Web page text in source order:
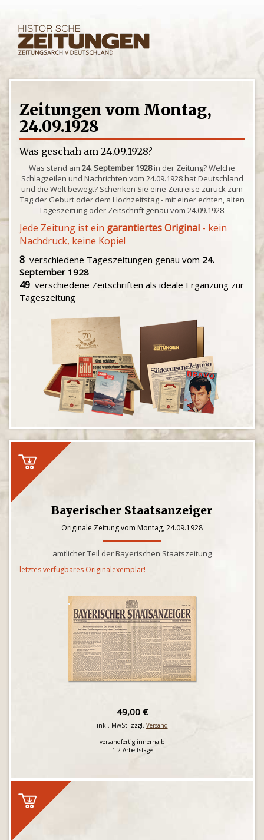
Zeitungen vom Montag,
24.09.1928
Was geschah am 24.09.1928?
Was stand am 24. September 1928in der Zeitung? Welche
Schlagzeilen und Nachrichten vom 24.09.1928 hat Deutschland
und die Welt bewegt? Schenken Sie eine Zeitreise zurück zum
Tag der Geburt oder dem Hochzeitstag - mit einer echten, alten
Tageszeitung oder Zeitschrift genau vom 24.09.1928.
Jede Zeitung ist ein garantiertes Original - kein
Nachdruck, keine Kopie!
8 verschiedene Tageszeitungen genau vom 24.
September 1928
49 verschiedene Zeitschriften als ideale Ergänzung zur
Tageszeitung
Bayerischer Staatsanzeiger
Originale Zeitung vom Montag, 24.09.1928
amtlicher Teil der Bayerischen Staatszeitung
letztes verfügbares Originalexemplar!
49,00 €
inkl. MwSt. zzgl. Versand
versandfertig innerhalb
1-2 Arbeitstage